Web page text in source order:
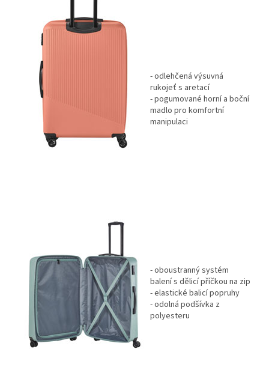
- odlehčená výsuvná
rukojeť s aretací
- pogumované horní a boční
madlo pro komfortní
manipulaci
- oboustranný systém
balení s dělicí příčkou na zip
- elastické balicí popruhy
- odolná podšívka z
polyesteru